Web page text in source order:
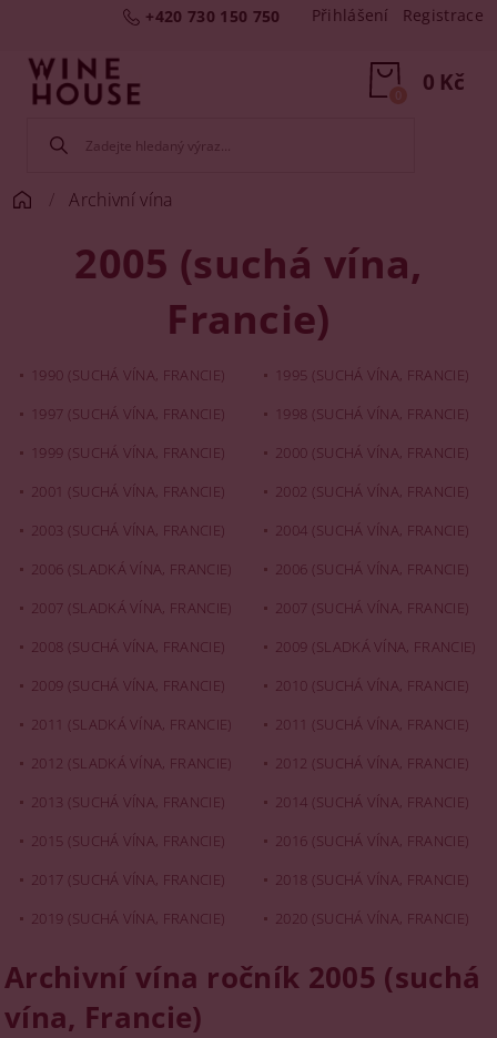
+420 730 150 750 Přihlášení Registrace
0 Kč
0
Archivní vína
2005 (suchá vína,
Francie)
1990 (SUCHÁ VÍNA, FRANCIE)
1995 (SUCHÁ VÍNA, FRANCIE)
1997 (SUCHÁ VÍNA, FRANCIE)
1998 (SUCHÁ VÍNA, FRANCIE)
1999 (SUCHÁ VÍNA, FRANCIE)
2000 (SUCHÁ VÍNA, FRANCIE)
2001 (SUCHÁ VÍNA, FRANCIE)
2002 (SUCHÁ VÍNA, FRANCIE)
2003 (SUCHÁ VÍNA, FRANCIE)
2004 (SUCHÁ VÍNA, FRANCIE)
2006 (SLADKÁ VÍNA, FRANCIE)
2006 (SUCHÁ VÍNA, FRANCIE)
2007 (SLADKÁ VÍNA, FRANCIE)
2007 (SUCHÁ VÍNA, FRANCIE)
2008 (SUCHÁ VÍNA, FRANCIE)
2009 (SLADKÁ VÍNA, FRANCIE)
2009 (SUCHÁ VÍNA, FRANCIE)
2010 (SUCHÁ VÍNA, FRANCIE)
2011 (SLADKÁ VÍNA, FRANCIE)
2011 (SUCHÁ VÍNA, FRANCIE)
2012 (SLADKÁ VÍNA, FRANCIE)
2012 (SUCHÁ VÍNA, FRANCIE)
2013 (SUCHÁ VÍNA, FRANCIE)
2014 (SUCHÁ VÍNA, FRANCIE)
2015 (SUCHÁ VÍNA, FRANCIE)
2016 (SUCHÁ VÍNA, FRANCIE)
2017 (SUCHÁ VÍNA, FRANCIE)
2018 (SUCHÁ VÍNA, FRANCIE)
2019 (SUCHÁ VÍNA, FRANCIE)
2020 (SUCHÁ VÍNA, FRANCIE)
Archivní vína ročník 2005 (suchá
vína, Francie)